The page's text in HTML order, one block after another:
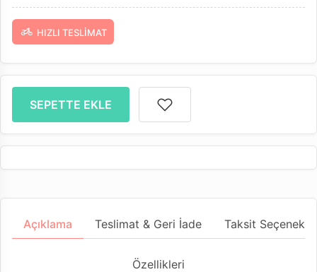
HIZLI TESLIMAT
SEPETTE EKLE
Açıklama Teslimat & Geri İade Taksit
Özellikleri